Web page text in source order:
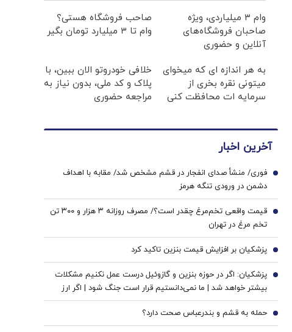
وام ۳ میلیاردی، ویژه
صاحبان فروشگاه‌های
آنلاین و حضوری
صاحب فروشگاه هستی؟
وام تا ۳ میلیارد تومان بگیر
به هر اندازه ای که میخوای
میتونی نقره بخری از
سرمایه ات محافظت کنی
خلافی خودروتو الان ببین، با
پلاک و کد ملی، بدون نیاز به
مراجعه حضوری
آخرین اخبار
فوری/ منشأ صدای انفجار در قشم مشخص شد/ مقابه با اهداف
دشمن در ورودی تنگه هرمز
1
قیمت واقعی تخم‌مرغ چقدر است؟/ مصرف روزانه ۳ هزار و ۳۰۰ تن
تخم مرغ در تهران
2
پزشکیان بر افزایش قیمت بنزین تاکید کرد 3
پزشکیان: اگر در حوزه بنزین و گازوئیل درست عمل نکنیم مشکلات
بیشتر خواهد شد | ما نمی‌دانستیم قرار است جنگ شود | اگر ارز
ترجیحی حذف نمی شد با شروع جنگ قحطی در بازار قطعی بود
4
حمله به قشم و بندرعباس صحت دارد؟ 5